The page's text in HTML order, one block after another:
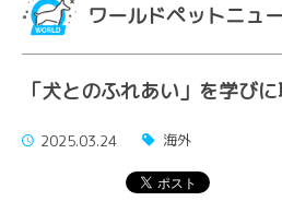
ワールドペットニュ
「犬とのふれあい」を学び
2025.03.24 海外